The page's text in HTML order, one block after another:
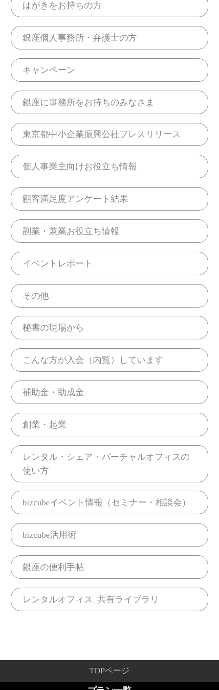
はがきをお持ちの方
銀座個人事務所・弁護士の方
キャンペーン
銀座に事務所をお持ちのみなさま
東京都中小企業振興公社プレスリリース
個人事業主向けお役立ち情報
顧客満足度アンケート結果
副業・兼業お役立ち情報
イベントレポート
その他
秘書の現場から
こんな方が入会（内覧）しています
補助金・助成金
創業・起業
レンタル・シェア・バーチャルオフィスの
使い方
bizcubeイベント情報（セミナー・相談会）
bizcube活用術
銀座の便利手帖
レンタルオフィス_共有ライブラリ
TOPページ